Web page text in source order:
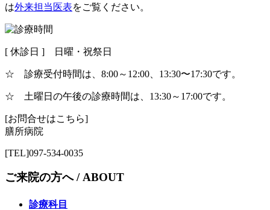
は外来担当医表をご覧ください。
[ 休診日 ] 日曜・祝祭日
☆ 診療受付時間は、8:00～12:00、13:30〜17:30です。
☆ 土曜日の午後の診療時間は、13:30～17:00です。
[お問合せはこちら]
膳所病院
[TEL]097-534-0035
ご来院の方へ /ABOUT
診療科目